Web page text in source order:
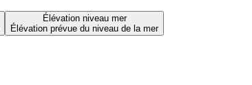
Élévation niveau mer
Élévation prévue du niveau de la mer